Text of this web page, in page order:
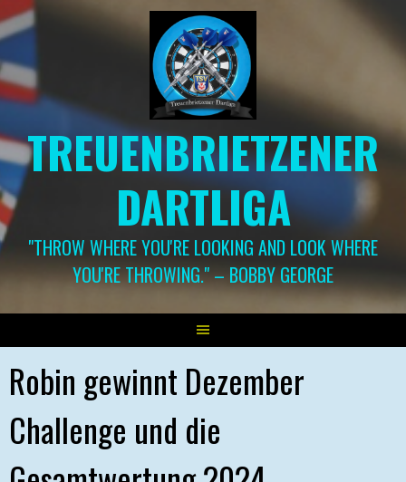
Springe
zum
TREUENBRIETZENER
DARTLIGA
"THROW WHERE YOU'RE LOOKING AND LOOK WHERE
YOU'RE THROWING." – BOBBY GEORGE
Robin gewinnt Dezember
Challenge und die